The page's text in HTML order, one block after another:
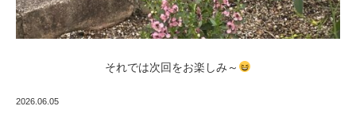
それでは次回をお楽しみ～
2026.06.05